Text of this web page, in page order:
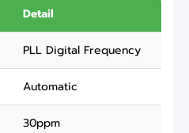
Detail
PLL Digital Frequency
Automatic
30ppm